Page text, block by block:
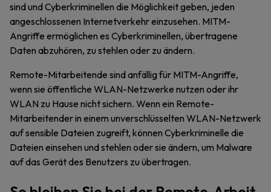
sind und Cyberkriminellen die Möglichkeit geben, jeden
angeschlossenen Internetverkehr einzusehen. MITM-
Angriffe ermöglichen es Cyberkriminellen, übertragene
Daten abzuhören, zu stehlen oder zu ändern.
Remote-Mitarbeitende sind anfällig für MITM-Angriffe,
wenn sie öffentliche WLAN-Netzwerke nutzen oder ihr
WLAN zu Hause nicht sichern. Wenn ein Remote-
Mitarbeitender in einem unverschlüsselten WLAN-Netzwerk
auf sensible Dateien zugreift, können Cyberkriminelle die
Dateien einsehen und stehlen oder sie ändern, um Malware
auf das Gerät des Benutzers zu übertragen.